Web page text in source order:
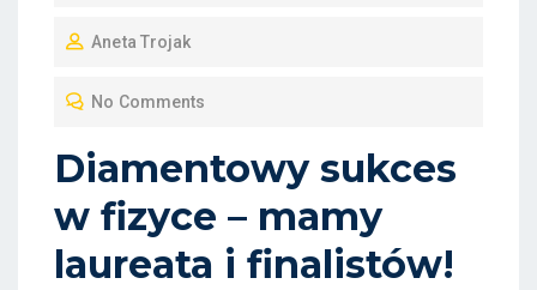
S
D
O
N
Aneta Trojak
No Comments
Diamentowy sukces
w fizyce – mamy
laureata i finalistów!